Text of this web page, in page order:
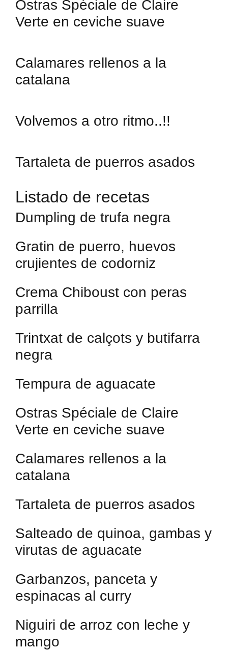
Ostras Spéciale de Claire
Verte en ceviche suave
Calamares rellenos a la
catalana
Volvemos a otro ritmo..!!
Tartaleta de puerros asados
Listado de recetas
Dumpling de trufa negra
Gratin de puerro, huevos
crujientes de codorniz
Crema Chiboust con peras
parrilla
Trintxat de calçots y butifarra
negra
Tempura de aguacate
Ostras Spéciale de Claire
Verte en ceviche suave
Calamares rellenos a la
catalana
Tartaleta de puerros asados
Salteado de quinoa, gambas y
virutas de aguacate
Garbanzos, panceta y
espinacas al curry
Niguiri de arroz con leche y
mango